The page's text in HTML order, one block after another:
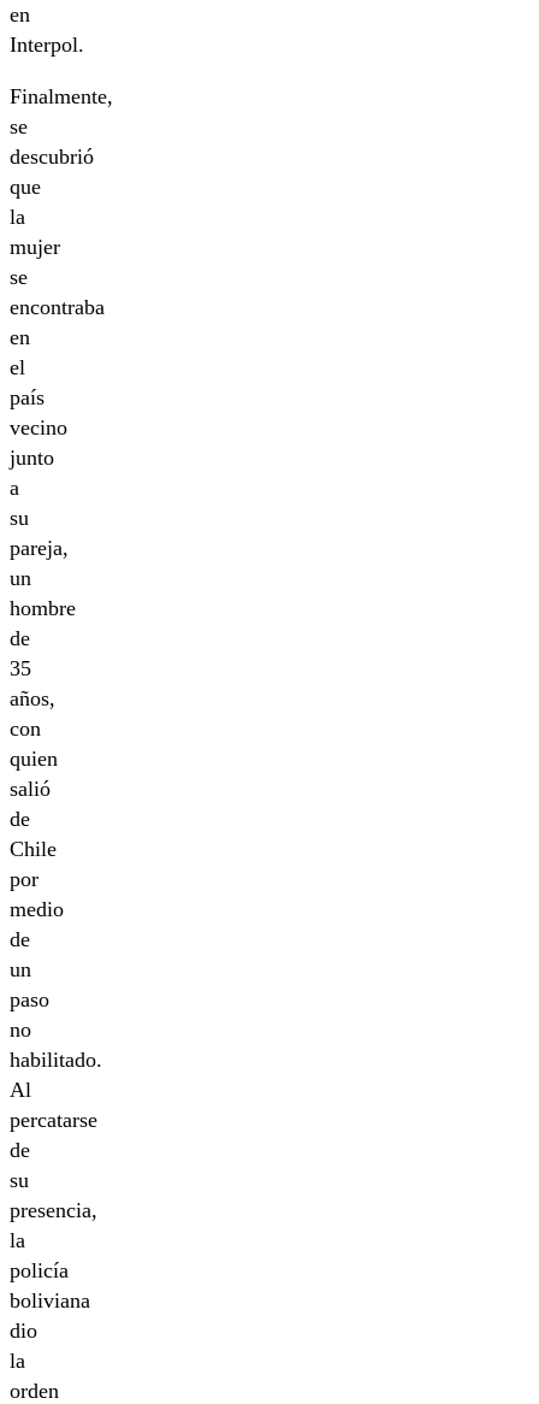
en
Interpol.
Finalmente,
se
descubrió
que
la
mujer
se
encontraba
en
el
país
vecino
junto
a
su
pareja,
un
hombre
de
35
años,
con
quien
salió
de
Chile
por
medio
de
un
paso
no
habilitado.
Al
percatarse
de
su
presencia,
la
policía
boliviana
dio
la
orden